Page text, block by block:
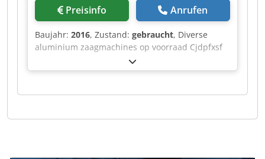
Preisinfo Anrufen
Baujahr: 2016, Zustand: gebraucht, Diverse
aluminium zaagmachines op voorraad Cjdpfxsf